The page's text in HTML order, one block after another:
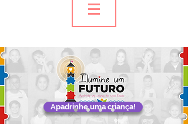
Apadrinhe uma criança!